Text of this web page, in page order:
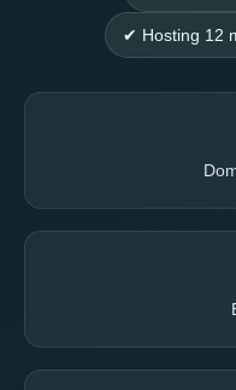
✔ Hosting 12